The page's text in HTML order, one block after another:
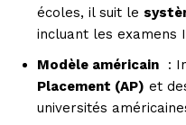
écoles, il suit le
incluant les examens
Modèle américain :
Placement (AP) et
universités